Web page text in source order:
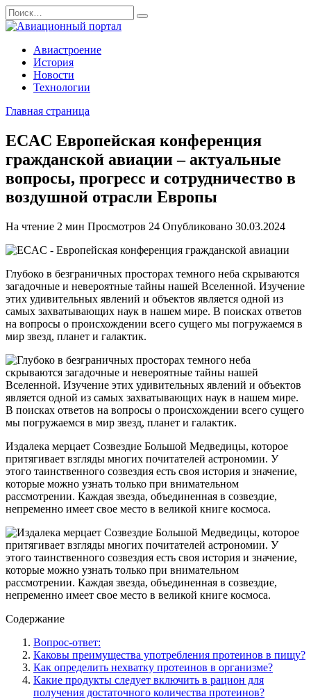
Перейти
к
содержанию
Search
for:
Авиастроение
История
Новости
Технологии
Главная страница
ECAC Европейская конференция
гражданской авиации – актуальные
вопросы, прогресс и сотрудничество в
воздушной отрасли Европы
На чтение 2 мин Просмотров 24 Опубликовано 30.03.2024
Глубоко в безграничных просторах темного неба скрываются
загадочные и невероятные тайны нашей Вселенной. Изучение
этих удивительных явлений и объектов является одной из
самых захватывающих наук в нашем мире. В поисках ответов
на вопросы о происхождении всего сущего мы погружаемся в
мир звезд, планет и галактик.
Издалека мерцает Созвездие Большой Медведицы, которое
притягивает взгляды многих почитателей астрономии. У
этого таинственного созвездия есть своя история и значение,
которые можно узнать только при внимательном
рассмотрении. Каждая звезда, объединенная в созвездие,
непременно имеет свое место в великой книге космоса.
Содержание
Вопрос-ответ:
Каковы преимущества употребления протеинов в пищу?
Как определить нехватку протеинов в организме?
Какие продукты следует включить в рацион для
получения достаточного количества протеинов?